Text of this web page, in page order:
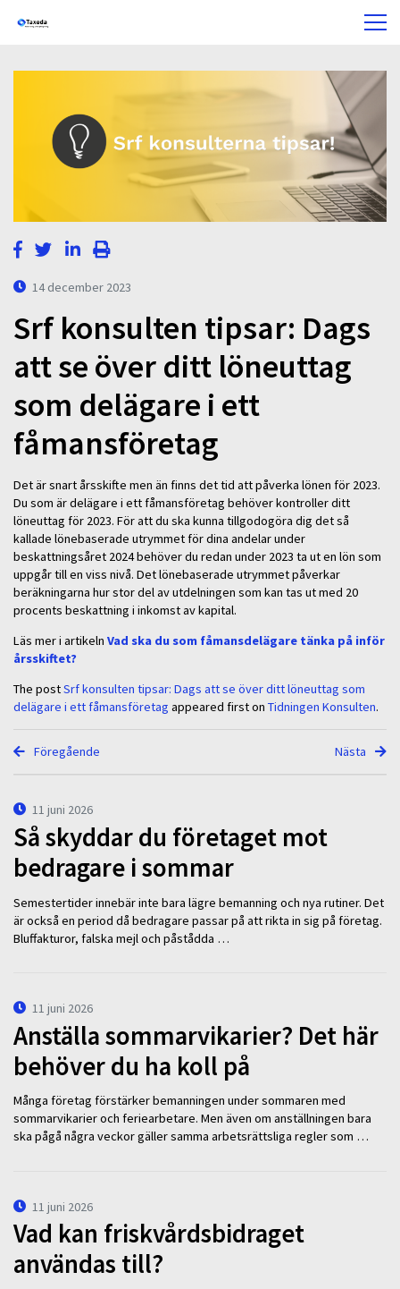
14 december 2023
Srf konsulten tipsar: Dags
att se över ditt löneuttag
som delägare i ett
fåmansföretag
Det är snart årsskifte men än finns det tid att påverka lönen för 2023.
Du som är delägare i ett fåmansföretag behöver kontroller ditt
löneuttag för 2023. För att du ska kunna tillgodogöra dig det så
kallade lönebaserade utrymmet för dina andelar under
beskattningsåret 2024 behöver du redan under 2023 ta ut en lön som
uppgår till en viss nivå. Det lönebaserade utrymmet påverkar
beräkningarna hur stor del av utdelningen som kan tas ut med 20
procents beskattning i inkomst av kapital.
Läs mer i artikeln Vad ska du som fåmansdelägare tänka på inför
årsskiftet?
The postSrf konsulten tipsar: Dags att se över ditt löneuttag som
delägare i ett fåmansföretag appeared first on Tidningen Konsulten.
Föregående Nästa
11 juni 2026
Så skyddar du företaget mot
bedragare i sommar
Semestertider innebär inte bara lägre bemanning och nya rutiner. Det
är också en period då bedragare passar på att rikta in sig på företag.
Bluffakturor, falska mejl och påstådda …
11 juni 2026
Anställa sommarvikarier? Det här
behöver du ha koll på
Många företag förstärker bemanningen under sommaren med
sommarvikarier och feriearbetare. Men även om anställningen bara
ska pågå några veckor gäller samma arbetsrättsliga regler som …
11 juni 2026
Vad kan friskvårdsbidraget
användas till?